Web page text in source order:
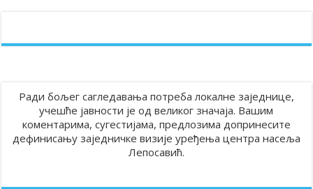
Ради бољег сагледавања потреба локалне заједнице,
учешће јавности је од великог значаја. Вашим
коментарима, сугестијама, предлозима допринесите
дефинисању заједничке визије уређења центра насеља
Лепосавић.